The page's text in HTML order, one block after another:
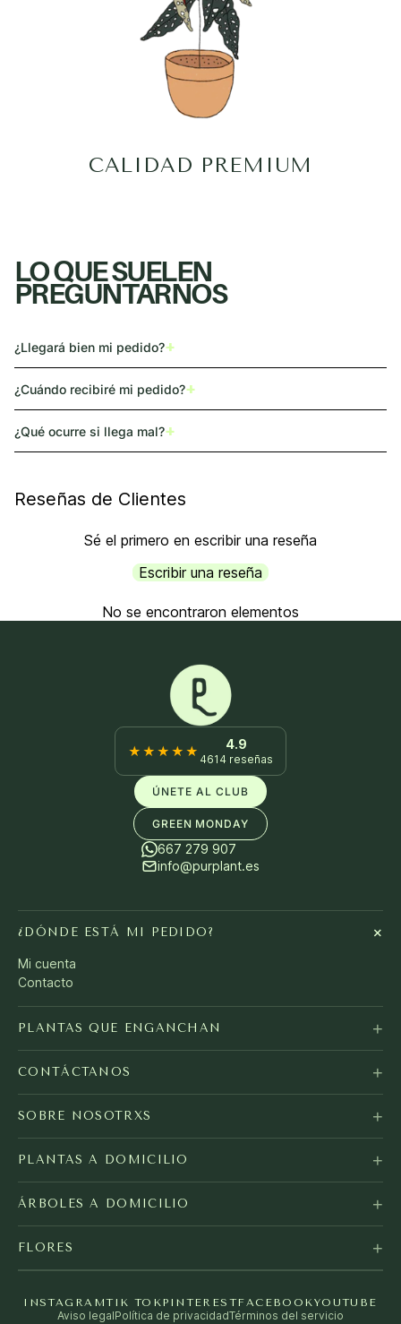
CALIDAD PREMIUM
LO QUE SUELEN
PREGUNTARNOS
¿Llegará bien mi pedido?+
¿Cuándo recibiré mi pedido?+
¿Qué ocurre si llega mal?+
Reseñas de Clientes
Sé el primero en escribir una reseña
Escribir una reseña
No se encontraron elementos
★★★★★ 4.9
4614 reseñas
ÚNETE AL CLUB
GREEN MONDAY
667 279 907
info@purplant.es
¿DÓNDE ESTÁ MI PEDIDO? +
Mi cuenta
Contacto
PLANTAS QUE ENGANCHAN +
CONTÁCTANOS +
SOBRE NOSOTRXS +
PLANTAS A DOMICILIO +
ÁRBOLES A DOMICILIO +
FLORES +
INSTAGRAMTIK TOKPINTERESTFACEBOOKYOUTUBE
Aviso legalPolítica de privacidadTérminos del servicio